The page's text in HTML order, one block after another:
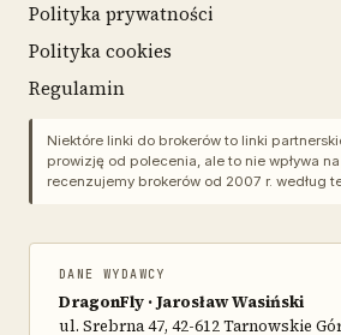
Polityka prywatności
Polityka cookies
Regulamin
Niektóre linki do brokerów to linki
prowizję od polecenia, ale to nie wpływa
recenzujemy brokerów od 2007 r. według
DANE WYDAWCY
DragonFly · Jarosław Wasiński
ul. Srebrna 47, 42-612 Tarnowskie